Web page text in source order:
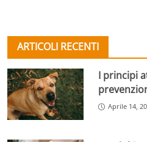
ARTICOLI RECENTI
I principi
Aprile 14,